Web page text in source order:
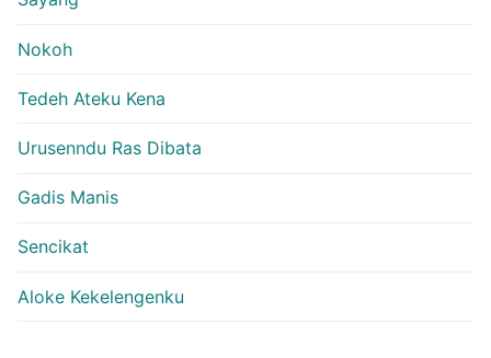
Nokoh
Tedeh Ateku Kena
Urusenndu Ras Dibata
Gadis Manis
Sencikat
Aloke Kekelengenku